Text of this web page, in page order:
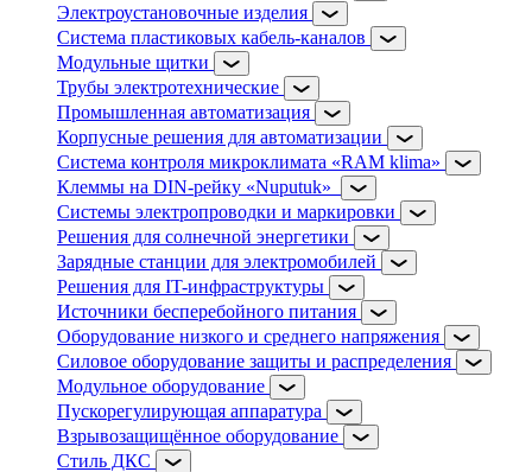
Электроустановочные изделия
Система пластиковых кабель-каналов
Модульные щитки
Трубы электротехнические
Промышленная автоматизация
Корпусные решения для автоматизации
Система контроля микроклимата «RAM klima»
Клеммы на DIN-рейку «Nuputuk»
Системы электропроводки и маркировки
Решения для солнечной энергетики
Зарядные станции для электромобилей
Решения для IT-инфраструктуры
Источники бесперебойного питания
Оборудование низкого и среднего напряжения
Силовое оборудование защиты и распределения
Модульное оборудование
Пускорегулирующая аппаратура
Взрывозащищённое оборудование
Стиль ДКС